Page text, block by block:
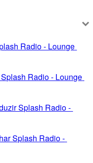
Radio - Lounge
Radio - Lounge
Splash Radio -
Splash Radio -